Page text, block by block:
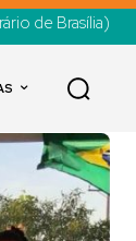
de Brasília)